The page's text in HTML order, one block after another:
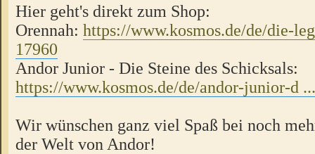
Hier geht's direkt zum Shop:
Orennah: https://www.kosmos.de/de/die-
17960
Andor Junior - Die Steine des Schicksals:
https://www.kosmos.de/de/andor-junior-d
Wir wünschen ganz viel Spaß bei noch
der Welt von Andor!